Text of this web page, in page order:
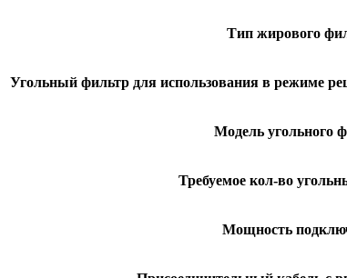
Тип жирового
Угольный фильтр для использования в режиме
Модель угольного
Требуемое кол-во
Мощность